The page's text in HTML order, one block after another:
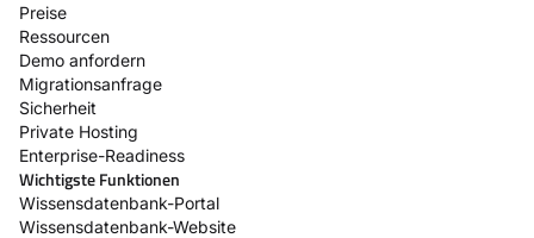
Preise
Ressourcen
Demo anfordern
Migrationsanfrage
Sicherheit
Private Hosting
Enterprise-Readiness
Wichtigste Funktionen
Wissensdatenbank-Portal
Wissensdatenbank-Website